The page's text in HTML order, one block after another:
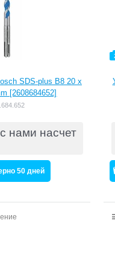
SDS-plus B8 20 x
[2608684652]
нами насчет
50 дней